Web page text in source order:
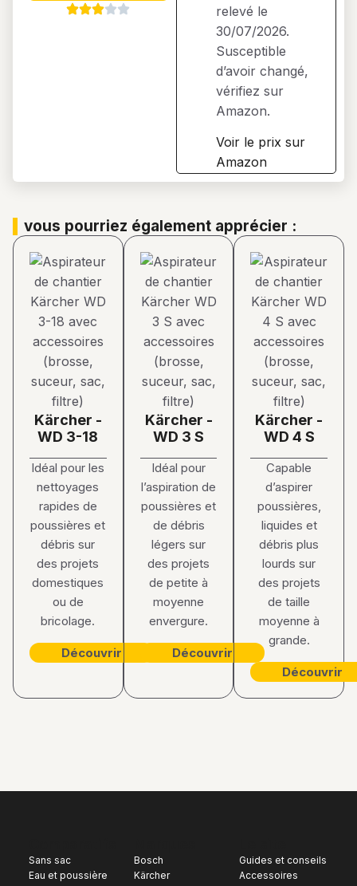
relevé le
30/07/2026.
Susceptible
d’avoir changé,
vérifiez sur
Amazon.
Voir le prix sur
Amazon
vous pourriez également apprécier :
Kärcher -
WD 3-18
Idéal pour les
nettoyages
rapides de
poussières et
débris sur
des projets
domestiques
ou de
bricolage.
Découvrir
Kärcher -
WD 3 S
Idéal pour
l’aspiration de
poussières et
de débris
légers sur
des projets
de petite à
moyenne
envergure.
Découvrir
Kärcher -
WD 4 S
Capable
d’aspirer
poussières,
liquides et
débris plus
lourds sur
des projets
de taille
moyenne à
grande.
Découvrir
Sans sac
Eau et poussière
Bosch
Kärcher
Guides et conseils
Accessoires